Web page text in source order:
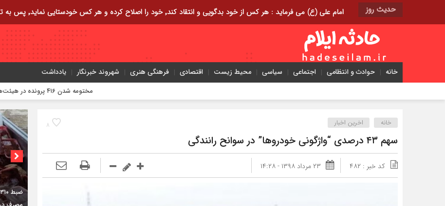
حدیث روز امام علی (ع) می فرماید : هر کس از خود بدگویی و انتقاد کند٬ خود را اصلاح کرده و هر کس خودستایی نماید٬ پس به تحقیق خویش را تباه نموده است.
خانه حوادث و انتظامی اجتماعی سیاسی محیط زیست اقتصادی فرهنگی هنری شهروند خبرنگار یادداشت
مختومه شدن ۴۱۶ پرونده در هیئت‌های صلح ایلام
۸ خانه اخرین اخبار
سهم ۴۳ درصدی “واژگونی خودروها” در سوانح رانندگی
کد خبر : ۴۸۲ ۲۳ مرداد ۱۳۹۸ - ۱۴:۲۸